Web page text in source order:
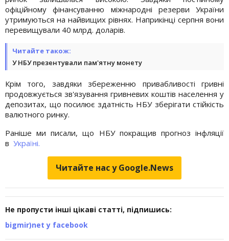
офіційному фінансуванню міжнародні резерви України
утримуються на найвищих рівнях. Наприкінці серпня вони
перевищували 40 млрд. доларів.
Читайте також:
У НБУ презентували пам'ятну монету
Крім того, завдяки збереженню привабливості гривні
продовжується зв'язування гривневих коштів населення у
депозитах, що посилює здатність НБУ зберігати стійкість
валютного ринку.
Раніше ми писали, що НБУ покращив прогноз інфляції
в Україні.
Читайте нас у Google.News
Не пропусти інші цікаві статті, підпишись:
bigmir)net у facebook